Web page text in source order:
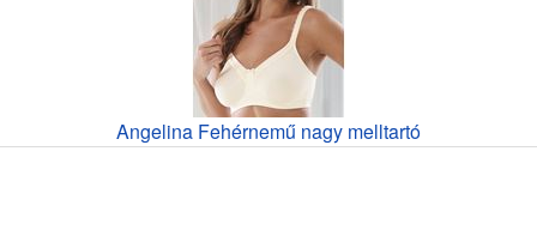
Angelina Fehérnemű nagy melltartó